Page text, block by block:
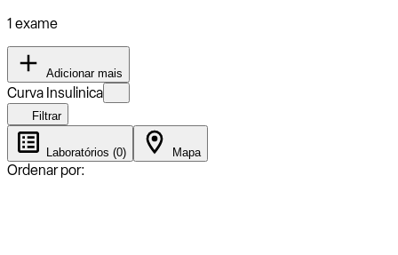
1 exame
Adicionar mais
Curva Insulinica
Filtrar
Laboratórios (0) Mapa
Ordenar por: